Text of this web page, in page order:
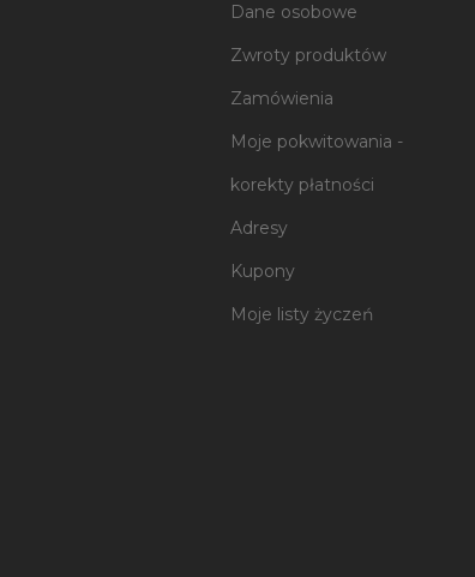
Dane osobowe
Zwroty produktów
Zamówienia
Moje pokwitowania -
korekty płatności
Adresy
Kupony
Moje listy życzeń